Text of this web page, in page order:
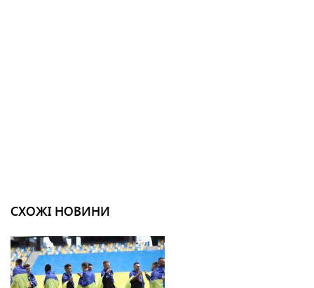
СХОЖІ НОВИНИ